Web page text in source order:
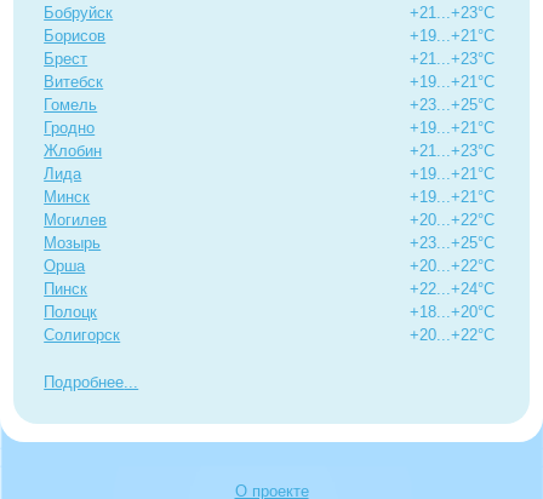
Бобруйск
Борисов
Брест
Витебск
Гомель
Гродно
Жлобин
Лида
Минск
Могилев
Мозырь
Орша
Пинск
Полоцк
Солигорск
+21...+23°C
+19...+21°C
+21...+23°C
+19...+21°C
+23...+25°C
+19...+21°C
+21...+23°C
+19...+21°C
+19...+21°C
+20...+22°C
+23...+25°C
+20...+22°C
+22...+24°C
+18...+20°C
+20...+22°C
Подробнее
О проекте